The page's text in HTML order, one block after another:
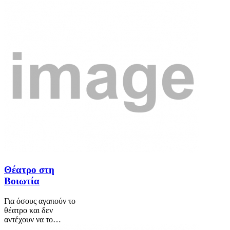
Θέατρο στη
Βοιωτία
Για όσους αγαπούν το
θέατρο και δεν
αντέχουν να το…